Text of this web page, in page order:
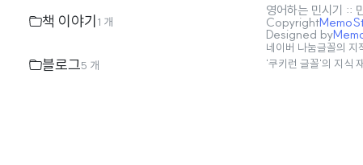
책 이야기 1 개
블로그5 개
영어하는 민시기 ::
Copyright
Designed by
네이버 나눔글꼴의 지
'쿠키런 글꼴'의 지식